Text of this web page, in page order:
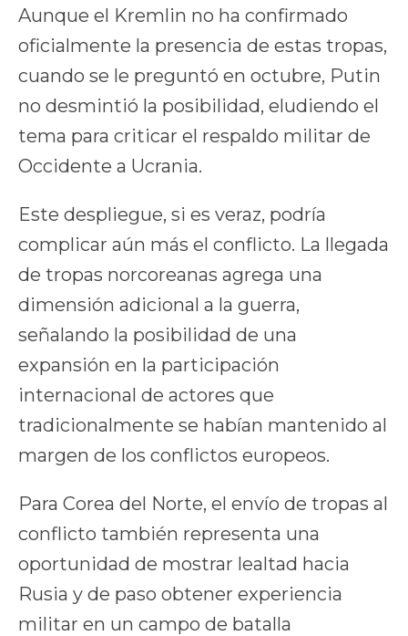
Aunque el Kremlin no ha confirmado
oficialmente la presencia de estas tropas,
cuando se le preguntó en octubre, Putin
no desmintió la posibilidad, eludiendo el
tema para criticar el respaldo militar de
Occidente a Ucrania.
Este despliegue, si es veraz, podría
complicar aún más el conflicto. La llegada
de tropas norcoreanas agrega una
dimensión adicional a la guerra,
señalando la posibilidad de una
expansión en la participación
internacional de actores que
tradicionalmente se habían mantenido al
margen de los conflictos europeos.
Para Corea del Norte, el envío de tropas al
conflicto también representa una
oportunidad de mostrar lealtad hacia
Rusia y de paso obtener experiencia
militar en un campo de batalla